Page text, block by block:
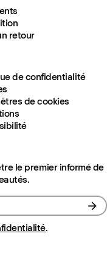
retour
de confidentialité
de cookies
le premier informé de
.